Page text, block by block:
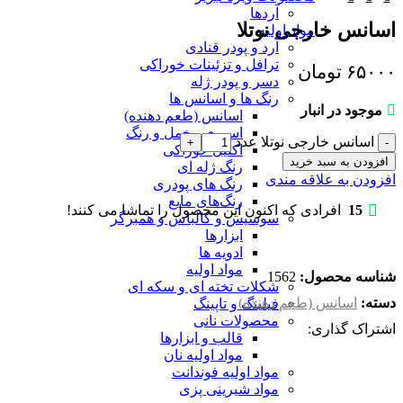
آردها
مواد اولیه
آرد و پودر قنادی
ترافل و تزئینات خوراکی
دسر و پودر ژله
رنگ ها و اسانس ها
اسانس (طعم دهنده)
اسپری مخمل و رنگ
اکلیل خوراکی
رنگ ژله ای
رنگ های پودری
رنگ‌های مایع
سوسیس و کالباس و همبرگر
ابزارها
ادویه ها
مواد اولیه
شکلات تخته ای و سکه ای
فیلینگ و تاپینگ
محصولات نانی
قالب و ابزارها
مواد اولیه نان
مواد اولیه فوندانت
مواد شیرینی پزی
اسانس خارجی نوتلا
۶۵۰۰۰ تومان
موجود در انبار
اسانس خارجی نوتلا عدد
افزودن به سبد خرید
افزودن به علاقه مندی
15 افرادی که اکنون این محصول را تماشا می کنند!
شناسه محصول: 1562
دسته: اسانس (طعم دهنده)
اشتراک گذاری: